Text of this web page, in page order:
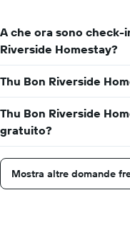
A che ora sono check-
Riverside Homestay?
Thu Bon Riverside
Thu Bon Riverside
gratuito?
Mostra altre domande